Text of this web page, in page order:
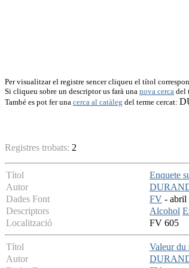
Per visualitzar el registre sencer cliqueu el títol
Si cliqueu sobre un descriptor us farà una nova cerca del
També es pot fer una cerca al catàleg del terme cercat:
Registres trobats: 2
Títol
Enquete
Autor
Dades Font
FV - abril
Descriptors
Alcohol
Localització
FV 605
Títol
Valeur du
Autor